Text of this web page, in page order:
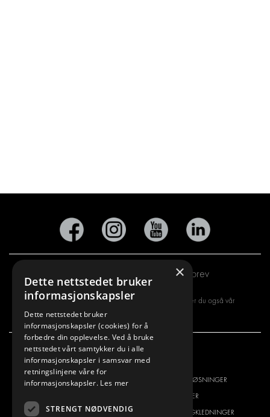
Abonner på vårt nyhetsbrev
Ved å registrere deg for vårt nyhetsbrev, aksepterer du også vår
personvernerklæring
VI TILBYR
INNREDNINGSLØSNINGER
GULV- OG VEGGKLEDNING
PRODUKTER
INNREDNINGSLØSNINGER
FRAKTLØSNINGER
GULV- OG VEGGKLEDNINGER
×
Dette nettstedet bruker
informasjonskapsler
Dette nettstedet bruker
informasjonskapsler (cookies) for å
forbedre din opplevelse. Ved å bruke
nettstedet vårt samtykker du i alle
informasjonskapsler i samsvar med
retningslinjene våre for
informasjonskapsler. Les mer
STRENGT NØDVENDIG